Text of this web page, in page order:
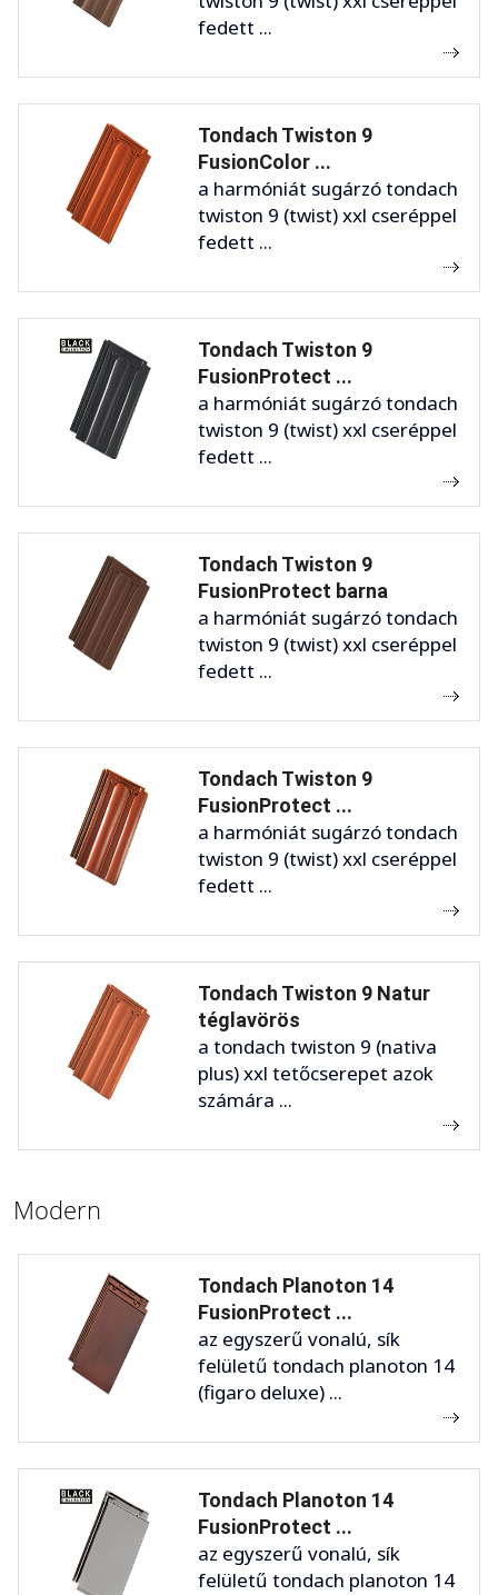
fedett ...
Tondach Twiston 9
FusionColor ...
a harmóniát sugárzó tondach
twiston 9 (twist) xxl cseréppel
fedett ...
Tondach Twiston 9
FusionProtect ...
a harmóniát sugárzó tondach
twiston 9 (twist) xxl cseréppel
fedett ...
Tondach Twiston 9
FusionProtect barna
a harmóniát sugárzó tondach
twiston 9 (twist) xxl cseréppel
fedett ...
Tondach Twiston 9
FusionProtect ...
a harmóniát sugárzó tondach
twiston 9 (twist) xxl cseréppel
fedett ...
Tondach Twiston 9 Natur
téglavörös
a tondach twiston 9 (nativa
plus) xxl tetőcserepet azok
számára ...
Modern
Tondach Planoton 14
FusionProtect ...
az egyszerű vonalú, sík
felületű tondach planoton 14
(figaro deluxe) ...
Tondach Planoton 14
FusionProtect ...
az egyszerű vonalú, sík
felületű tondach planoton 14